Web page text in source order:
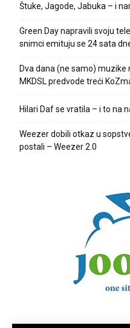
Štuke, Jagode, Jabuka – i
Green Day napravili svoju
snimci emituju se 24 sata
Dva dana (ne samo) muzike
MKDSL predvode treći
Hilari Daf se vratila – i to na
Weezer dobili otkaz u
postali – Weezer 2.0